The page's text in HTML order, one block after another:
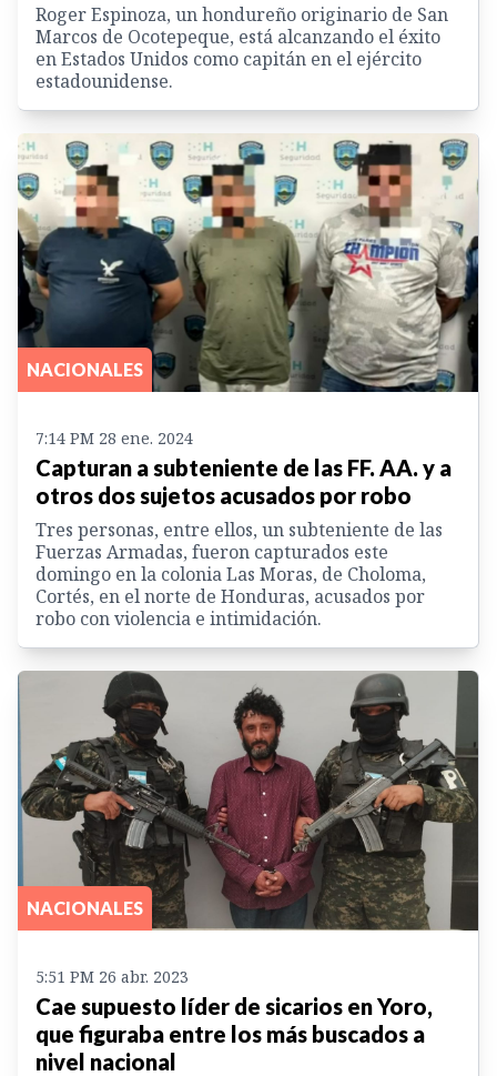
Roger Espinoza, un hondureño originario de San
Marcos de Ocotepeque, está alcanzando el éxito
en Estados Unidos como capitán en el ejército
estadounidense.
NACIONALES
7:14 PM 28 ene. 2024
Capturan a subteniente de las FF. AA. y a
otros dos sujetos acusados por robo
Tres personas, entre ellos, un subteniente de las
Fuerzas Armadas, fueron capturados este
domingo en la colonia Las Moras, de Choloma,
Cortés, en el norte de Honduras, acusados por
robo con violencia e intimidación.
NACIONALES
5:51 PM 26 abr. 2023
Cae supuesto líder de sicarios en Yoro,
que figuraba entre los más buscados a
nivel nacional